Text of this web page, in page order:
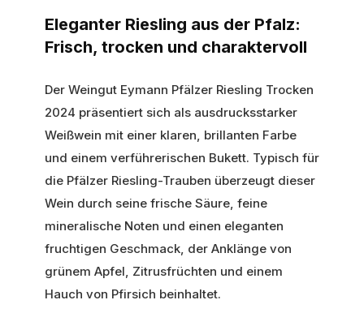
Eleganter Riesling aus der Pfalz:
Frisch, trocken und charaktervoll
Der Weingut Eymann Pfälzer Riesling Trocken
2024 präsentiert sich als ausdrucksstarker
Weißwein mit einer klaren, brillanten Farbe
und einem verführerischen Bukett. Typisch für
die Pfälzer Riesling-Trauben überzeugt dieser
Wein durch seine frische Säure, feine
mineralische Noten und einen eleganten
fruchtigen Geschmack, der Anklänge von
grünem Apfel, Zitrusfrüchten und einem
Hauch von Pfirsich beinhaltet.